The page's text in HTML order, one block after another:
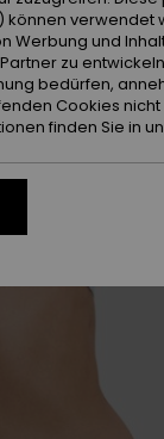
Werbung und
zu
bedürfen,
Cookies
finden Sie in